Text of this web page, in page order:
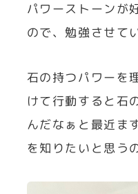
パワーストーンが
ので、勉強させて
石の持つパワーを
けて行動すると石
んだなぁと最近ま
を知りたいと思う